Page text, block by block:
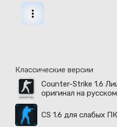
Классические версии
Counter-Strike 1.6
оригинал на
CS 1.6 для слабых